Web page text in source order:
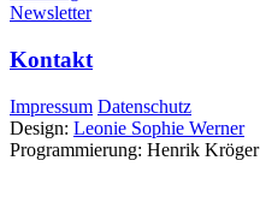
Newsletter
Kontakt
Impressum Datenschutz
Design: Leonie Sophie Werner
Programmierung: Henrik Kröger